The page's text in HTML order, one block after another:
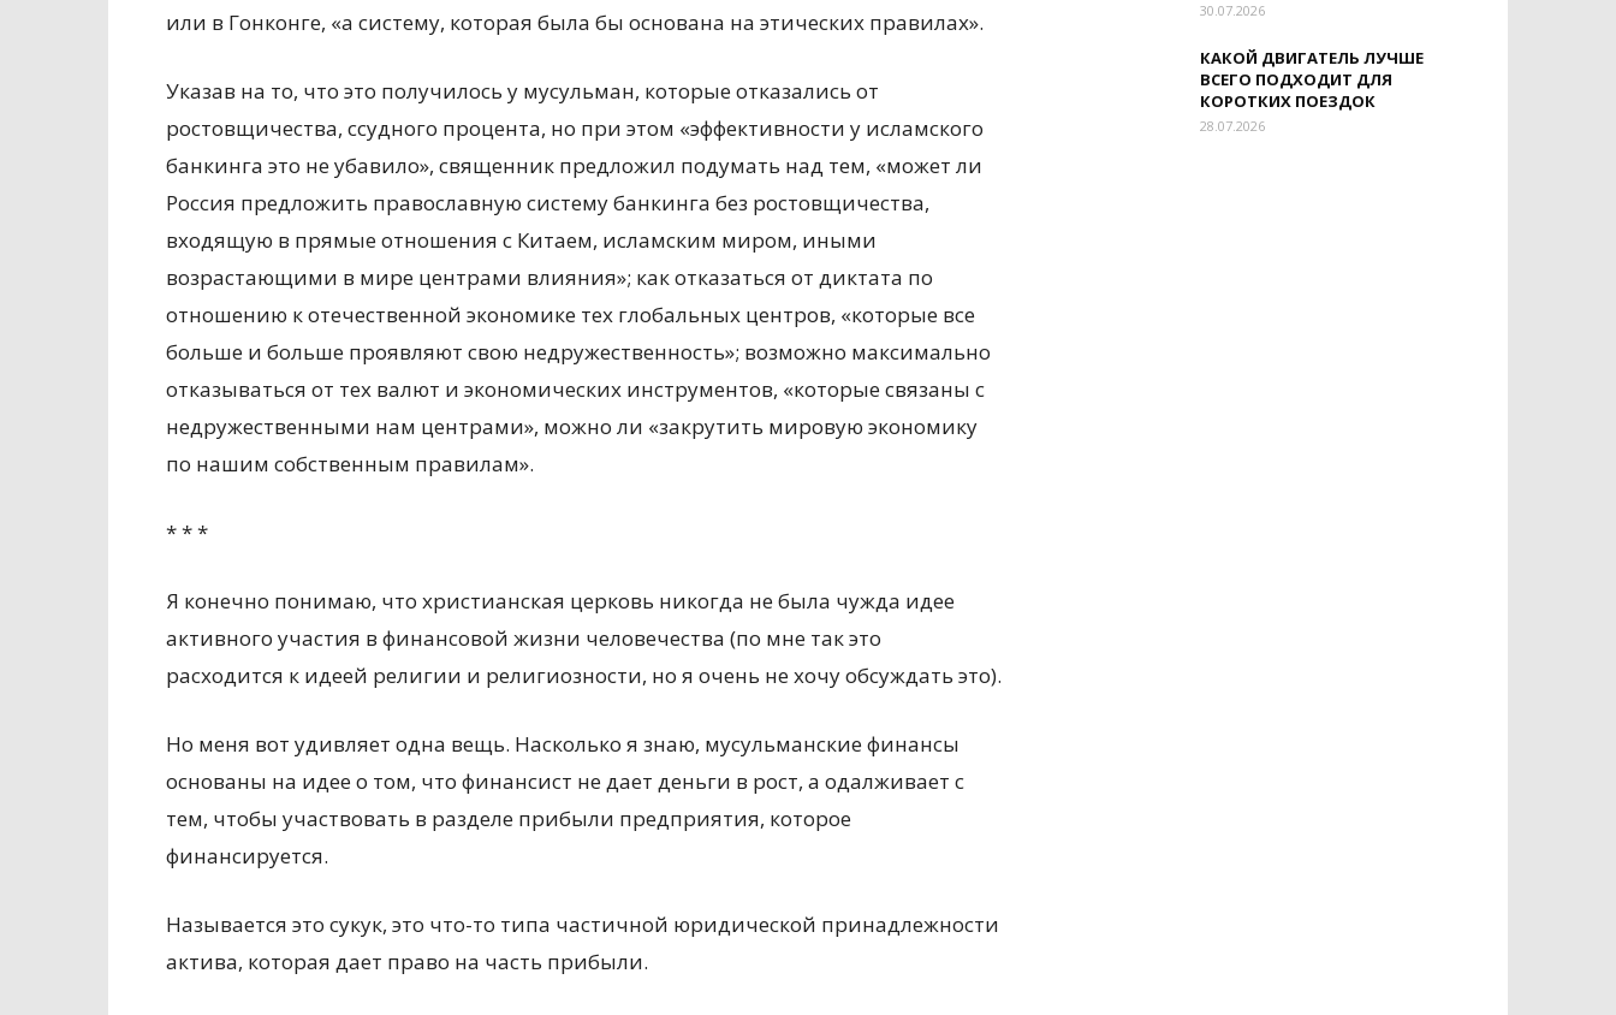
или в Гонконге, «а систему, которая была бы основана на этических правилах».
Указав на то, что это получилось у мусульман, которые отказались от
ростовщичества, ссудного процента, но при этом «эффективности у исламского
банкинга это не убавило», священник предложил подумать над тем, «может ли
Россия предложить православную систему банкинга без ростовщичества,
входящую в прямые отношения с Китаем, исламским миром, иными
возрастающими в мире центрами влияния»; как отказаться от диктата по
отношению к отечественной экономике тех глобальных центров, «которые все
больше и больше проявляют свою недружественность»; возможно максимально
отказываться от тех валют и экономических инструментов, «которые связаны с
недружественными нам центрами», можно ли «закрутить мировую экономику
по нашим собственным правилам».
* * *
Я конечно понимаю, что христианская церковь никогда не была чужда идее
активного участия в финансовой жизни человечества (по мне так это
расходится к идеей религии и религиозности, но я очень не хочу обсуждать это).
Но меня вот удивляет одна вещь. Насколько я знаю, мусульманские финансы
основаны на идее о том, что финансист не дает деньги в рост, а одалживает с
тем, чтобы участвовать в разделе прибыли предприятия, которое
финансируется.
Называется это сукук, это что-то типа частичной юридической принадлежности
актива, которая дает право на часть прибыли.
30.07.2026
КАКОЙ ДВИГАТЕЛЬ ЛУЧШЕ
ВСЕГО ПОДХОДИТ ДЛЯ
КОРОТКИХ ПОЕЗДОК
28.07.2026